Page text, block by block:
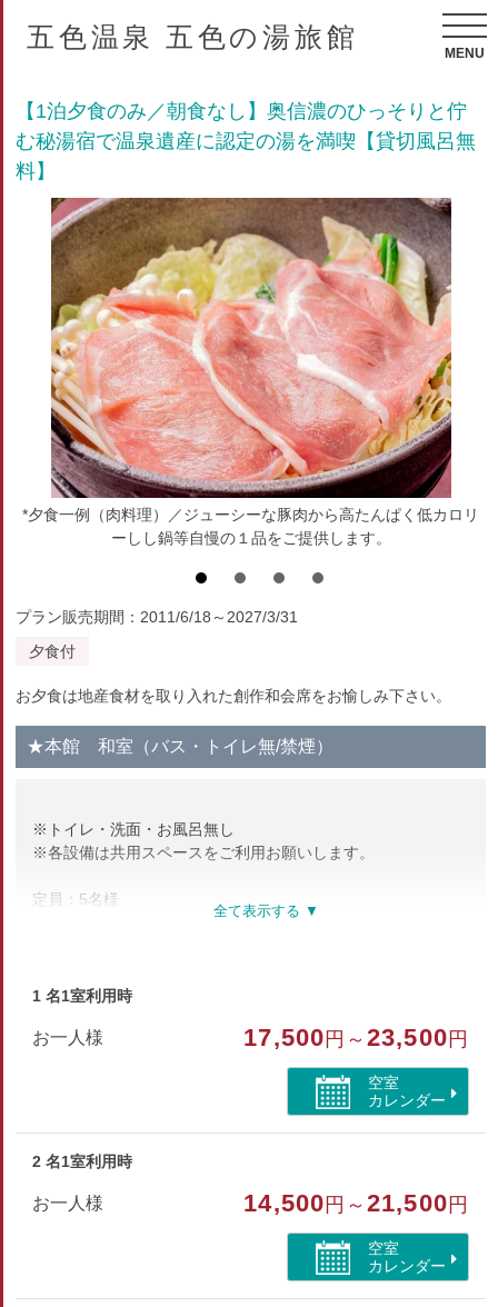
五色温泉 五色の湯旅館
MENU
【1泊夕食のみ／朝食なし】奥信濃のひっそりと佇
む秘湯宿で温泉遺産に認定の湯を満喫【貸切風呂無
料】
*夕食一例（肉料理）／ジューシーな豚肉から高たんぱく低カロリ
ーしし鍋等自慢の１品をご提供します。
プラン販売期間：2011/6/18～2027/3/31
夕食付
お夕食は地産食材を取り入れた創作和会席をお愉しみ下さい。
★本館 和室（バス・トイレ無/禁煙）
※トイレ・洗面・お風呂無し
※各設備は共用スペースをご利用お願いします。
定員：5名様
本館：純和風のお部屋は明るく、静かに渓谷を眺められます。
お風呂無し・トイレ無し・洗面台無しなので
部屋種別
和室
部屋特徴
1 名1室利用時
お一人様 17,500 円～23,500 円
空室
カレンダー
2 名1室利用時
お一人様 14,500 円～21,500 円
空室
カレンダー